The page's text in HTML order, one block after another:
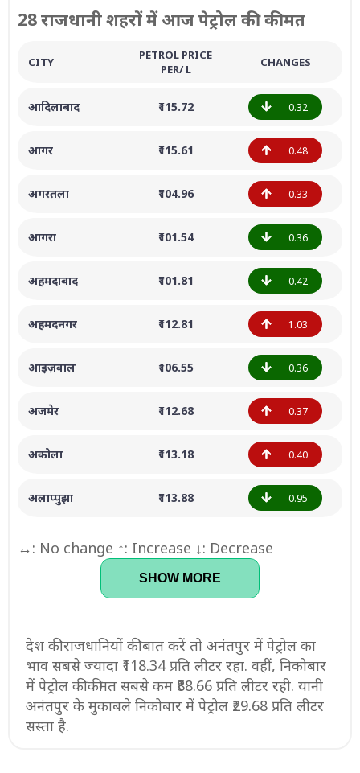
28 राजधानी शहरों में आज पेट्रोल की कीमत
CITY
PETROL PRICE
PER/ L
CHANGES
आदिलाबाद ₹115.72 0.32
आगर ₹115.61 0.48
अगरतला ₹104.96 0.33
आगरा ₹101.54 0.36
अहमदाबाद ₹101.81 0.42
अहमदनगर ₹112.81 1.03
आइज़वाल ₹106.55 0.36
अजमेर ₹112.68 0.37
अकोला ₹113.18 0.40
अलाप्पुझा ₹113.88 0.95
↔: No change ↑: Increase ↓: Decrease
SHOW MORE
देश की राजधानियों की बात करें तो अनंतपुर में पेट्रोल का
भाव सबसे ज्यादा ₹118.34 प्रति लीटर रहा. वहीं, निकोबार
में पेट्रोल की कीमत सबसे कम ₹88.66 प्रति लीटर रही. यानी
अनंतपुर के मुकाबले निकोबार में पेट्रोल ₹29.68 प्रति लीटर
सस्ता है.